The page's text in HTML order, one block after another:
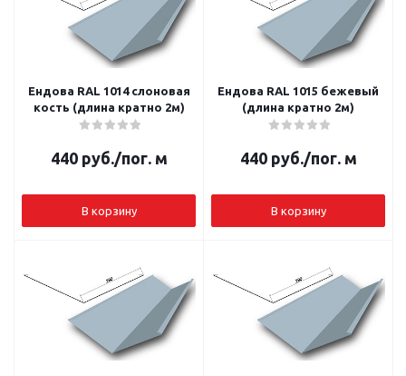
Ендова RAL 1014 слоновая
кость (длина кратно 2м)
440руб./пог. м
В корзину
Ендова RAL 1015 бежевый
(длина кратно 2м)
440руб./пог. м
В корзину